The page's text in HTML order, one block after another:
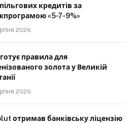
кредитів за
«5-7-9%»
2026
готує правила для
золота у Великій
2026
отримав банківську ліцензію